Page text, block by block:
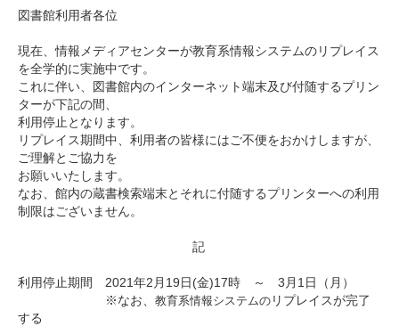
図書館利用者各位
現在、情報メディアセンターが教育系情報システムのリプレイス
を全学的に実施中です。
これに伴い、図書館内のインターネット端末及び付随するプリン
ターが下記の間、
利用停止となります。
リプレイス期間中、利用者の皆様にはご不便をおかけしますが、
ご理解とご協力を
お願いいたします。
なお、館内の蔵書検索端末とそれに付随するプリンターへの利用
制限はございません。
記
利用停止期間 2021年2月19日(金)17時 ～ 3月1日（月）
※なお、 教育系情報システムの リプレイスが完了
する